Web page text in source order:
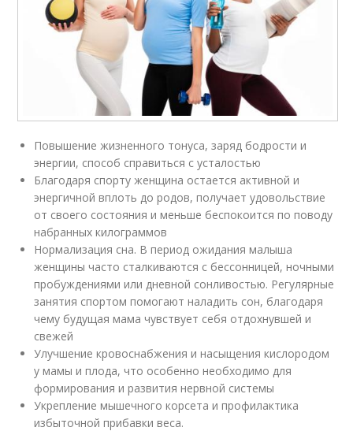
Повышение жизненного тонуса, заряд бодрости и
энергии, способ справиться с усталостью
Благодаря спорту женщина остается активной и
энергичной вплоть до родов, получает удовольствие
от своего состояния и меньше беспокоится по поводу
набранных килограммов
Нормализация сна. В период ожидания малыша
женщины часто сталкиваются с бессонницей, ночными
пробуждениями или дневной сонливостью. Регулярные
занятия спортом помогают наладить сон, благодаря
чему будущая мама чувствует себя отдохнувшей и
свежей
Улучшение кровоснабжения и насыщения кислородом
у мамы и плода, что особенно необходимо для
формирования и развития нервной системы
Укрепление мышечного корсета и профилактика
избыточной прибавки веса.